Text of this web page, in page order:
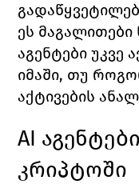
ეს
აგენტები უკვე
იმაში, თუ
აქტივების
AI
კრიპტოში